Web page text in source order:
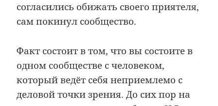
согласились обижать своего приятеля,
сам покинул сообщество.
Факт состоит в том, что вы состоите в
одном сообществе с человеком,
который ведёт себя неприемлемо с
деловой точки зрения. До сих пор на